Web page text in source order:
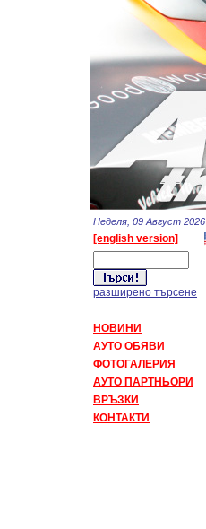
Неделя, 09 Август 2026
[english version]
разширено търсене
НОВИНИ
АУТО ОБЯВИ
ФОТОГАЛЕРИЯ
АУТО ПАРТНЬОРИ
ВРЪЗКИ
КОНТАКТИ